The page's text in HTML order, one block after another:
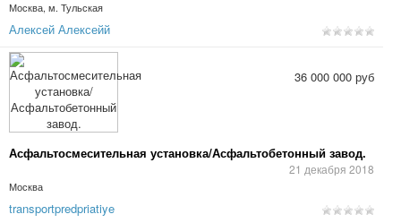
Москва, м. Тульская
Алексей Алексейй
Асфальтосмесительная установка/Асфальтобетонный завод.
21 декабря 2018
Москва
36 000 000 руб
transportpredpriatiye